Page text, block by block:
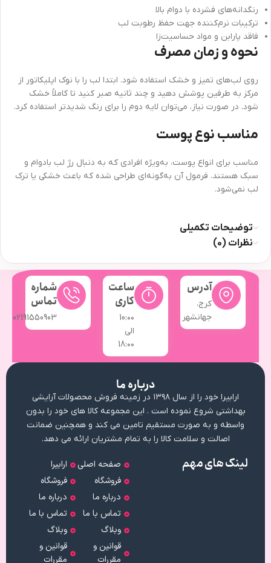
رنگدانه‌های فشرده با دوام بالا
ترکیبات نرم‌کننده جهت حفظ رطوبت لب
فاقد پارابن و مواد حساسیت‌زا
نحوه و زمان مصرف
روی لب‌های تمیز و خشک استفاده شود. ابتدا لب را با نوک اپلیکاتور از
مرکز به طرفین پوشش دهید و چند ثانیه صبر کنید تا کاملاً خشک
شود. در صورت نیاز، می‌توان لایه دوم را برای رنگ شدیدتر استفاده کرد.
مناسب نوع پوست
مناسب برای انواع پوست، به‌ویژه افرادی که به دنبال رژ لب بادوام و
سبک هستند. فرمول آن به‌گونه‌ای طراحی شده که باعث خشکی یا ترک
لب نمی‌شود.
توضیحات تکمیلی
نظرات (0)
آدرس
کرج،
جهانشهر
ساعت
کاری
10:۰۰
الی
18:۰۰
شماره
تماس
02191550903
لینک های مهم
صفحه اصلی
فروشگاه
درباره ما
تماس با ما
وبلاگ
قوانین و
مقررات
ارابیرا
فروشگاه
درباره ما
تماس با ما
وبلاگ
قوانین و
مقررات
درباره ما
ارابیرا خود را از سال ۱۳۹۸ در زمینه فروش محصولات آرایشی
بهداشتی شروع نموده است . این مجموعه کالا های خود را بدون
واسطه و به صورت مستقیم تامین می کند و همچنین ضمانت
اصالت و سلامت کالا را به تمام مشتریان ارائه می دهد.